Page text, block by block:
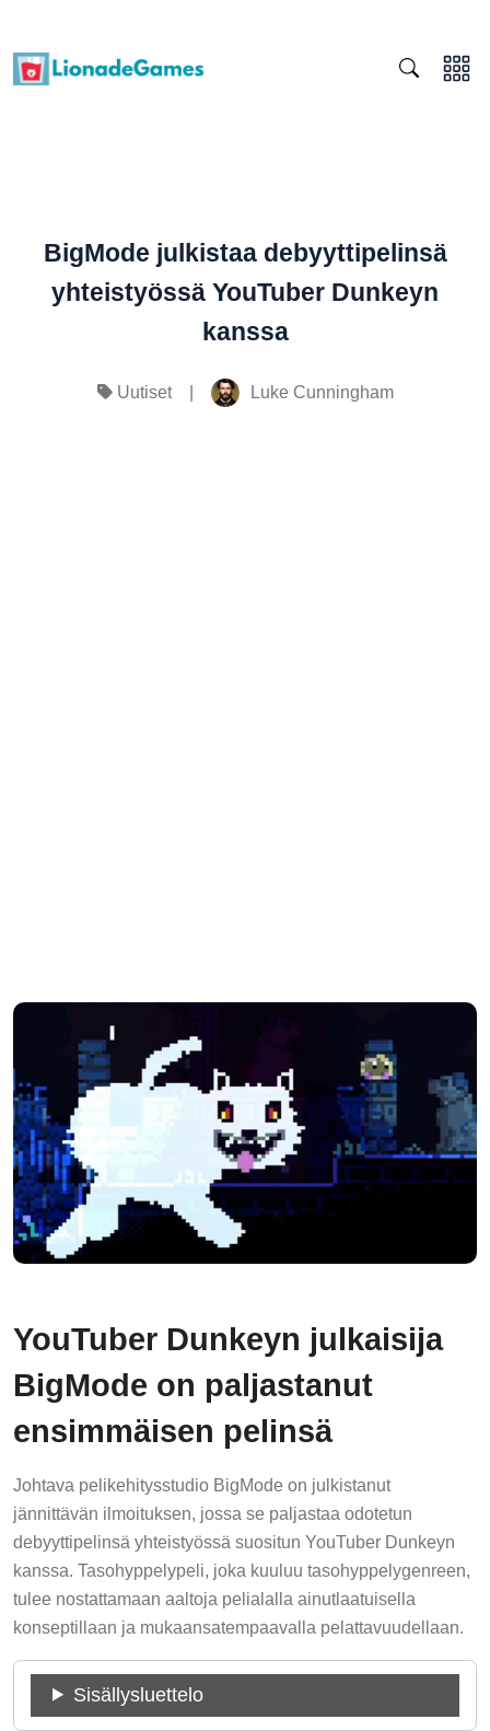
BigMode julkistaa debyyttipelinsä
yhteistyössä YouTuber Dunkeyn
kanssa
Uutiset Luke Cunningham
YouTuber Dunkeyn julkaisija
BigMode on paljastanut
ensimmäisen pelinsä
Johtava pelikehitysstudio BigMode on julkistanut
jännittävän ilmoituksen, jossa se paljastaa odotetun
debyyttipelinsä yhteistyössä suositun YouTuber Dunkeyn
kanssa. Tasohyppelypeli, joka kuuluu tasohyppelygenreen,
tulee nostattamaan aaltoja pelialalla ainutlaatuisella
konseptillaan ja mukaansatempaavalla pelattavuudellaan.
Sisällysluettelo